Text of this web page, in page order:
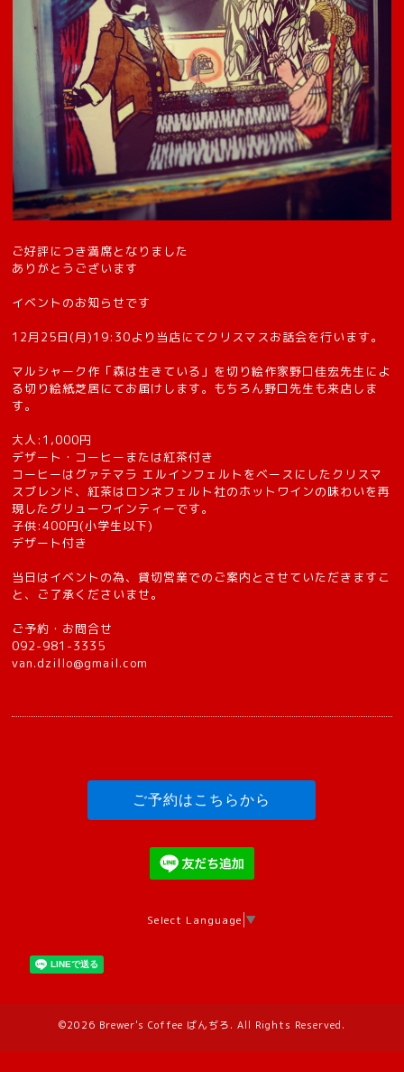
ご好評につき満席となりました
ありがとうございます
イベントのお知らせです
12月25日(月)19:30より当店にてクリスマスお話会を行います。
マルシャーク作「森は生きている」を切り絵作家野口佳宏先生によ
る切り絵紙芝居にてお届けします。もちろん野口先生も来店しま
す。
大人:1,000円
デザート・コーヒーまたは紅茶付き
コーヒーはグァテマラ エルインフェルトをベースにしたクリスマ
スブレンド、紅茶はロンネフェルト社のホットワインの味わいを再
現したグリューワインティーです。
子供:400円(小学生以下)
デザート付き
当日はイベントの為、貸切営業でのご案内とさせていただきますこ
と、ご了承くださいませ。
ご予約・お問合せ
092-981-3335
van.dzillo@gmail.com
ご予約はこちらから
Select Language ▼
©2026 Brewer's Coffee ばんぢろ. All Rights Reserved.